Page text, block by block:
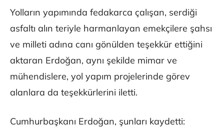
Yolların yapımında fedakarca çalışan, serdiği
asfaltı alın teriyle harmanlayan emekçilere şahsı
ve milleti adına canı gönülden teşekkür ettiğini
aktaran Erdoğan, aynı şekilde mimar ve
mühendislere, yol yapım projelerinde görev
alanlara da teşekkürlerini iletti.
Cumhurbaşkanı Erdoğan, şunları kaydetti: